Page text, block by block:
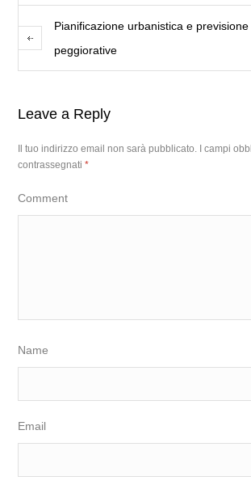
Pianificazione urbanistica e
peggiorative
Leave a Reply
Il tuo indirizzo email non sarà pubblicato.
I campi
contrassegnati*
Comment
Name
Email